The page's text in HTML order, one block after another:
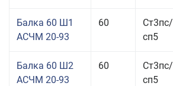
Балка 60 Ш1
АСЧМ 20-93
60
Ст3пс/
сп5
Балка 60 Ш2
АСЧМ 20-93
60
Ст3пс/
сп5